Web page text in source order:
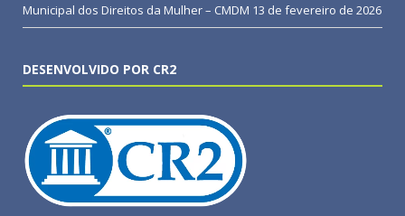
Municipal dos Direitos da Mulher – CMDM 13 de fevereiro de 2026
DESENVOLVIDO POR CR2